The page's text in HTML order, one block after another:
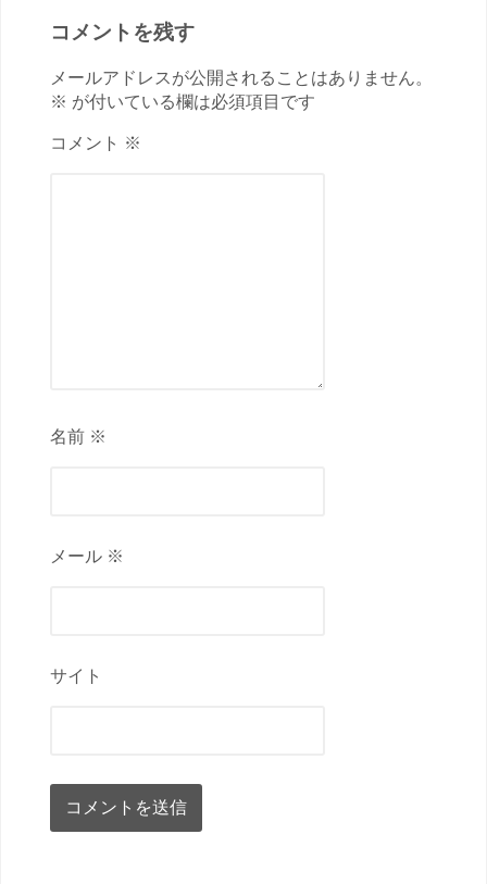
コメントを残す
メールアドレスが公開されることはありません。
※ が付いている欄は必須項目です
コメント ※
名前 ※
メール ※
サイト